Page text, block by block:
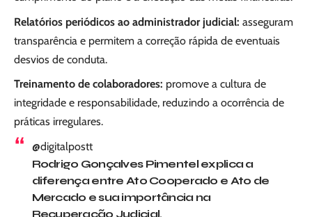
Relatórios periódicos ao administrador judicial: asseguram
transparência e permitem a correção rápida de eventuais
desvios de conduta.
Treinamento de colaboradores: promove a cultura de
integridade e responsabilidade, reduzindo a ocorrência de
práticas irregulares.
@digitalpostt
Rodrigo Gonçalves Pimentel explica a
diferença entre Ato Cooperado e Ato de
Mercado e sua importância na
Recuperação Judicial.